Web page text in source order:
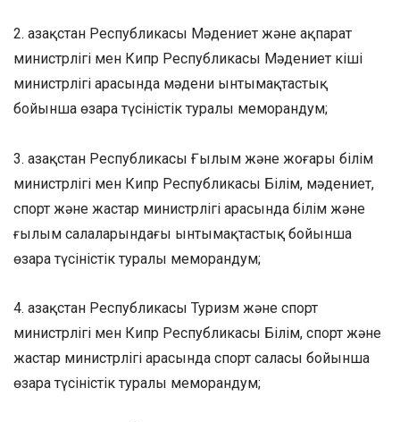
2. Қазақстан Республикасы Мәдениет және ақпарат
министрлігі мен Кипр Республикасы Мәдениет кіші
министрлігі арасында мәдени ынтымақтастық
бойынша өзара түсіністік туралы меморандум;
3. Қазақстан Республикасы Ғылым және жоғары білім
министрлігі мен Кипр Республикасы Білім, мәдениет,
спорт және жастар министрлігі арасында білім және
ғылым салаларындағы ынтымақтастық бойынша
өзара түсіністік туралы меморандум;
4. Қазақстан Республикасы Туризм және спорт
министрлігі мен Кипр Республикасы Білім, спорт және
жастар министрлігі арасында спорт саласы бойынша
өзара түсіністік туралы меморандум;